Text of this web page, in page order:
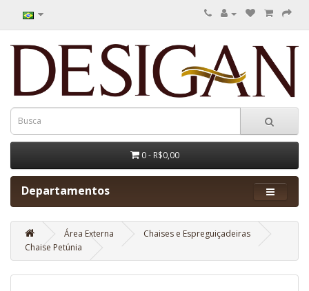
0 - R$0,00
Departamentos
Área Externa
Chaises e Espreguiçadeiras
Chaise Petúnia